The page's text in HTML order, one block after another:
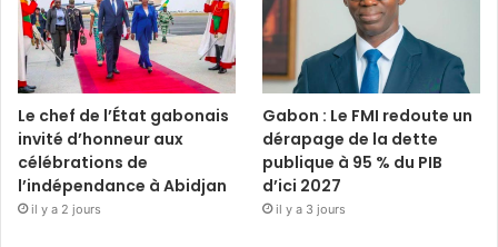
Le chef de l’État gabonais
invité d’honneur aux
célébrations de
l’indépendance à Abidjan
il y a 2 jours
Gabon : Le FMI redoute un
dérapage de la dette
publique à 95 % du PIB
d’ici 2027
il y a 3 jours